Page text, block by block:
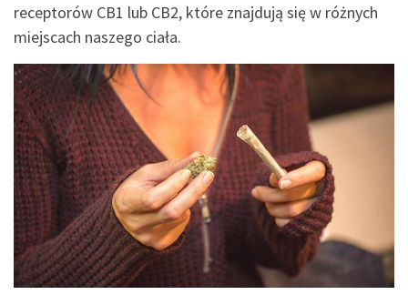
receptorów CB1 lub CB2, które znajdują się w różnych
miejscach naszego ciała.